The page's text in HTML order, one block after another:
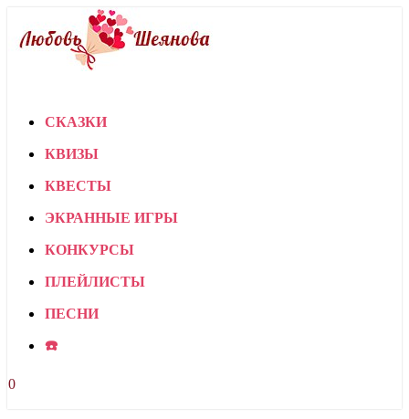
СКАЗКИ
КВИЗЫ
КВЕСТЫ
ЭКРАННЫЕ ИГРЫ
КОНКУРСЫ
ПЛЕЙЛИСТЫ
ПЕСНИ
☎️
0